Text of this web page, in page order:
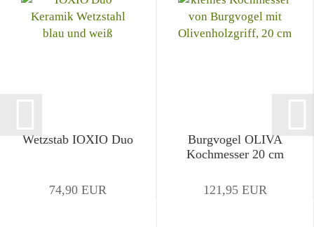
Wetzstab IOXIO Duo
74,90 EUR
Burgvogel OLIVA
Kochmesser 20 cm
121,95 EUR